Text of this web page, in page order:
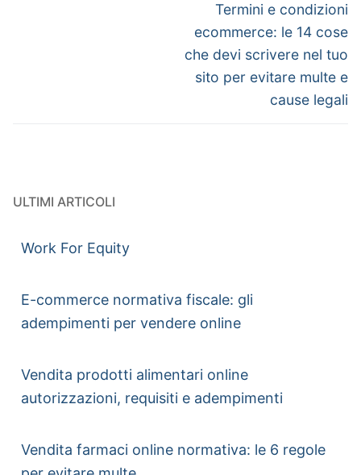
Termini e condizioni
ecommerce: le 14 cose
che devi scrivere nel tuo
sito per evitare multe e
cause legali
ULTIMI ARTICOLI
Work For Equity
E-commerce normativa fiscale: gli
adempimenti per vendere online
Vendita prodotti alimentari online
autorizzazioni, requisiti e adempimenti
Vendita farmaci online normativa: le 6 regole